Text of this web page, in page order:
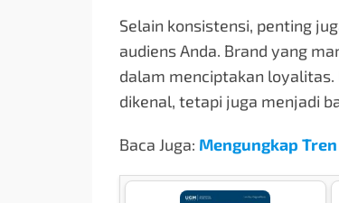
Selain konsistensi, penting
audiens Anda. Brand yang
dalam menciptakan loyalitas.
dikenal, tetapi juga menjadi
Baca Juga: Mengungkap